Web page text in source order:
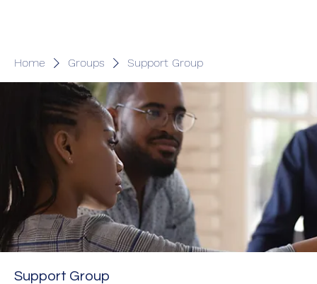
Home Groups Support Group
Support Group